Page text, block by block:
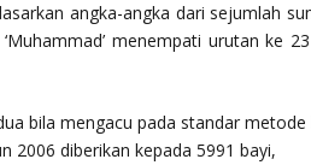
angka-angka dari sejumlah
menempati urutan ke
bila mengacu pada standar metode
2006 diberikan kepada 5991 bayi,